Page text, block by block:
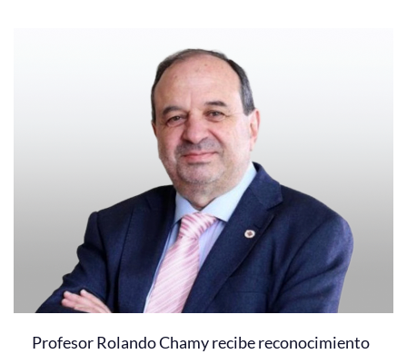
Profesor Rolando Chamy recibe reconocimiento